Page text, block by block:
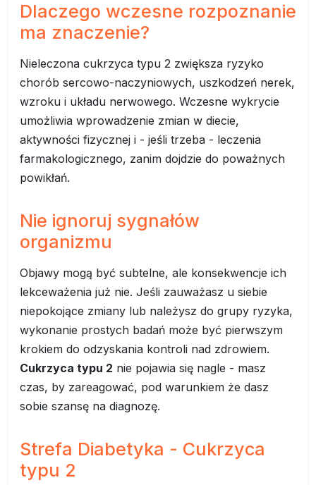
Dlaczego wczesne rozpoznanie
ma znaczenie?
Nieleczona cukrzyca typu 2 zwiększa ryzyko
chorób sercowo-naczyniowych, uszkodzeń nerek,
wzroku i układu nerwowego. Wczesne wykrycie
umożliwia wprowadzenie zmian w diecie,
aktywności fizycznej i - jeśli trzeba - leczenia
farmakologicznego, zanim dojdzie do poważnych
powikłań.
Nie ignoruj sygnałów
organizmu
Objawy mogą być subtelne, ale konsekwencje ich
lekceważenia już nie. Jeśli zauważasz u siebie
niepokojące zmiany lub należysz do grupy ryzyka,
wykonanie prostych badań może być pierwszym
krokiem do odzyskania kontroli nad zdrowiem.
Cukrzyca typu 2 nie pojawia się nagle - masz
czas, by zareagować, pod warunkiem że dasz
sobie szansę na diagnozę.
Strefa Diabetyka - Cukrzyca
typu 2